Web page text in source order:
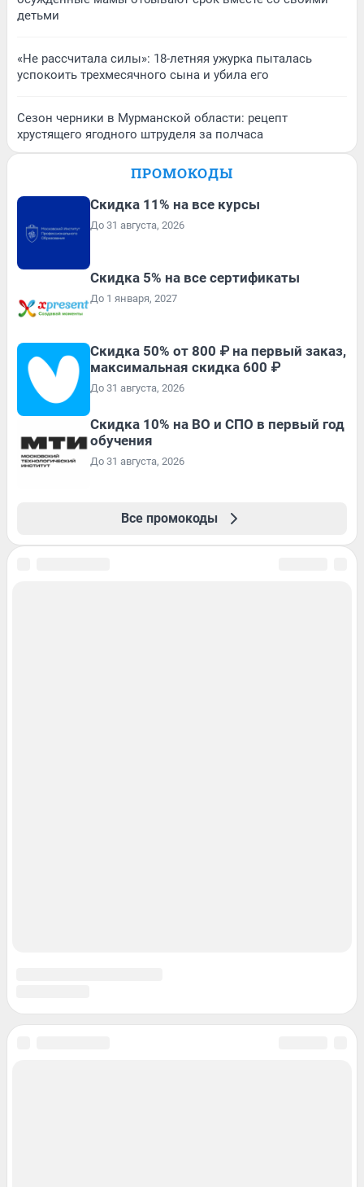
детьми
«Не рассчитала силы»: 18-летняя ужурка пыталась
успокоить трехмесячного сына и убила его
Сезон черники в Мурманской области: рецепт
хрустящего ягодного штруделя за полчаса
ПРОМОКОДЫ
Скидка 11% на все курсы
До 31 августа, 2026
Скидка 5% на все сертификаты
До 1 января, 2027
Скидка 50% от 800 ₽ на первый заказ,
максимальная скидка 600 ₽
До 31 августа, 2026
Скидка 10% на ВО и СПО в первый год
обучения
До 31 августа, 2026
Все промокоды